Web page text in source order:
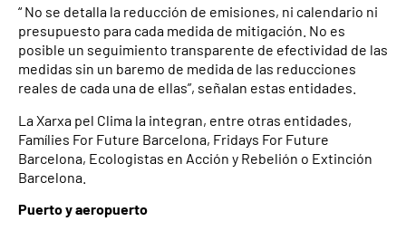
“ No se detalla la reducción de emisiones, ni calendario ni
presupuesto para cada medida de mitigación. No es
posible un seguimiento transparente de efectividad de las
medidas sin un baremo de medida de las reducciones
reales de cada una de ellas”, señalan estas entidades.
La Xarxa pel Clima la integran, entre otras entidades,
Famílies For Future Barcelona, Fridays For Future
Barcelona, Ecologistas en Acción y Rebelión o Extinción
Barcelona.
Puerto y aeropuerto